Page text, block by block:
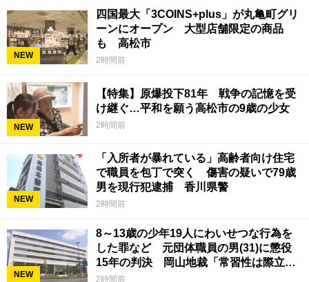
NEW
四国最大「3COINS+plus」が丸亀町グリ
ーンにオープン 大型店舗限定の商品
も 高松市
2時間前
NEW
【特集】原爆投下81年 戦争の記憶を受
け継ぐ…平和を願う高松市の9歳の少女
2時間前
NEW
「入所者が暴れている」高齢者向け住宅
で職員を包丁で突く 傷害の疑いで79歳
男を現行犯逮捕 香川県警
2時間前
NEW
8～13歳の少年19人にわいせつな行為を
した罪など 元団体職員の男(31)に懲役
15年の判決 岡山地裁「常習性は際立っ
ていて被害結果も非常に重い」
2時間前